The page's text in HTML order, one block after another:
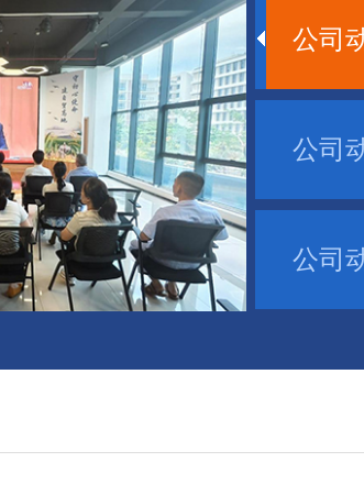
1 2
公司
公司
公司